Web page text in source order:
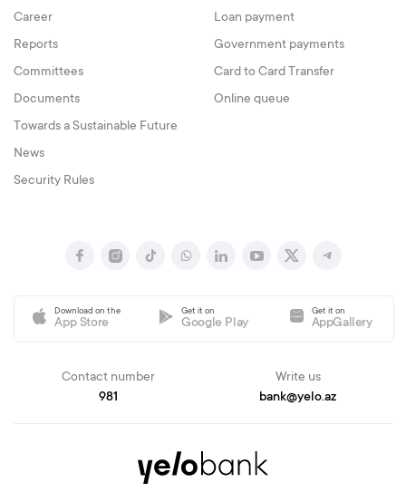
Career
Reports
Committees
Documents
Towards a Sustainable Future
News
Security Rules
Loan payment
Government payments
Card to Card Transfer
Online queue
Download on the
App Store
Get it on
Google Play
Get it on
AppGallery
Contact number
981
Write us
bank@yelo.az